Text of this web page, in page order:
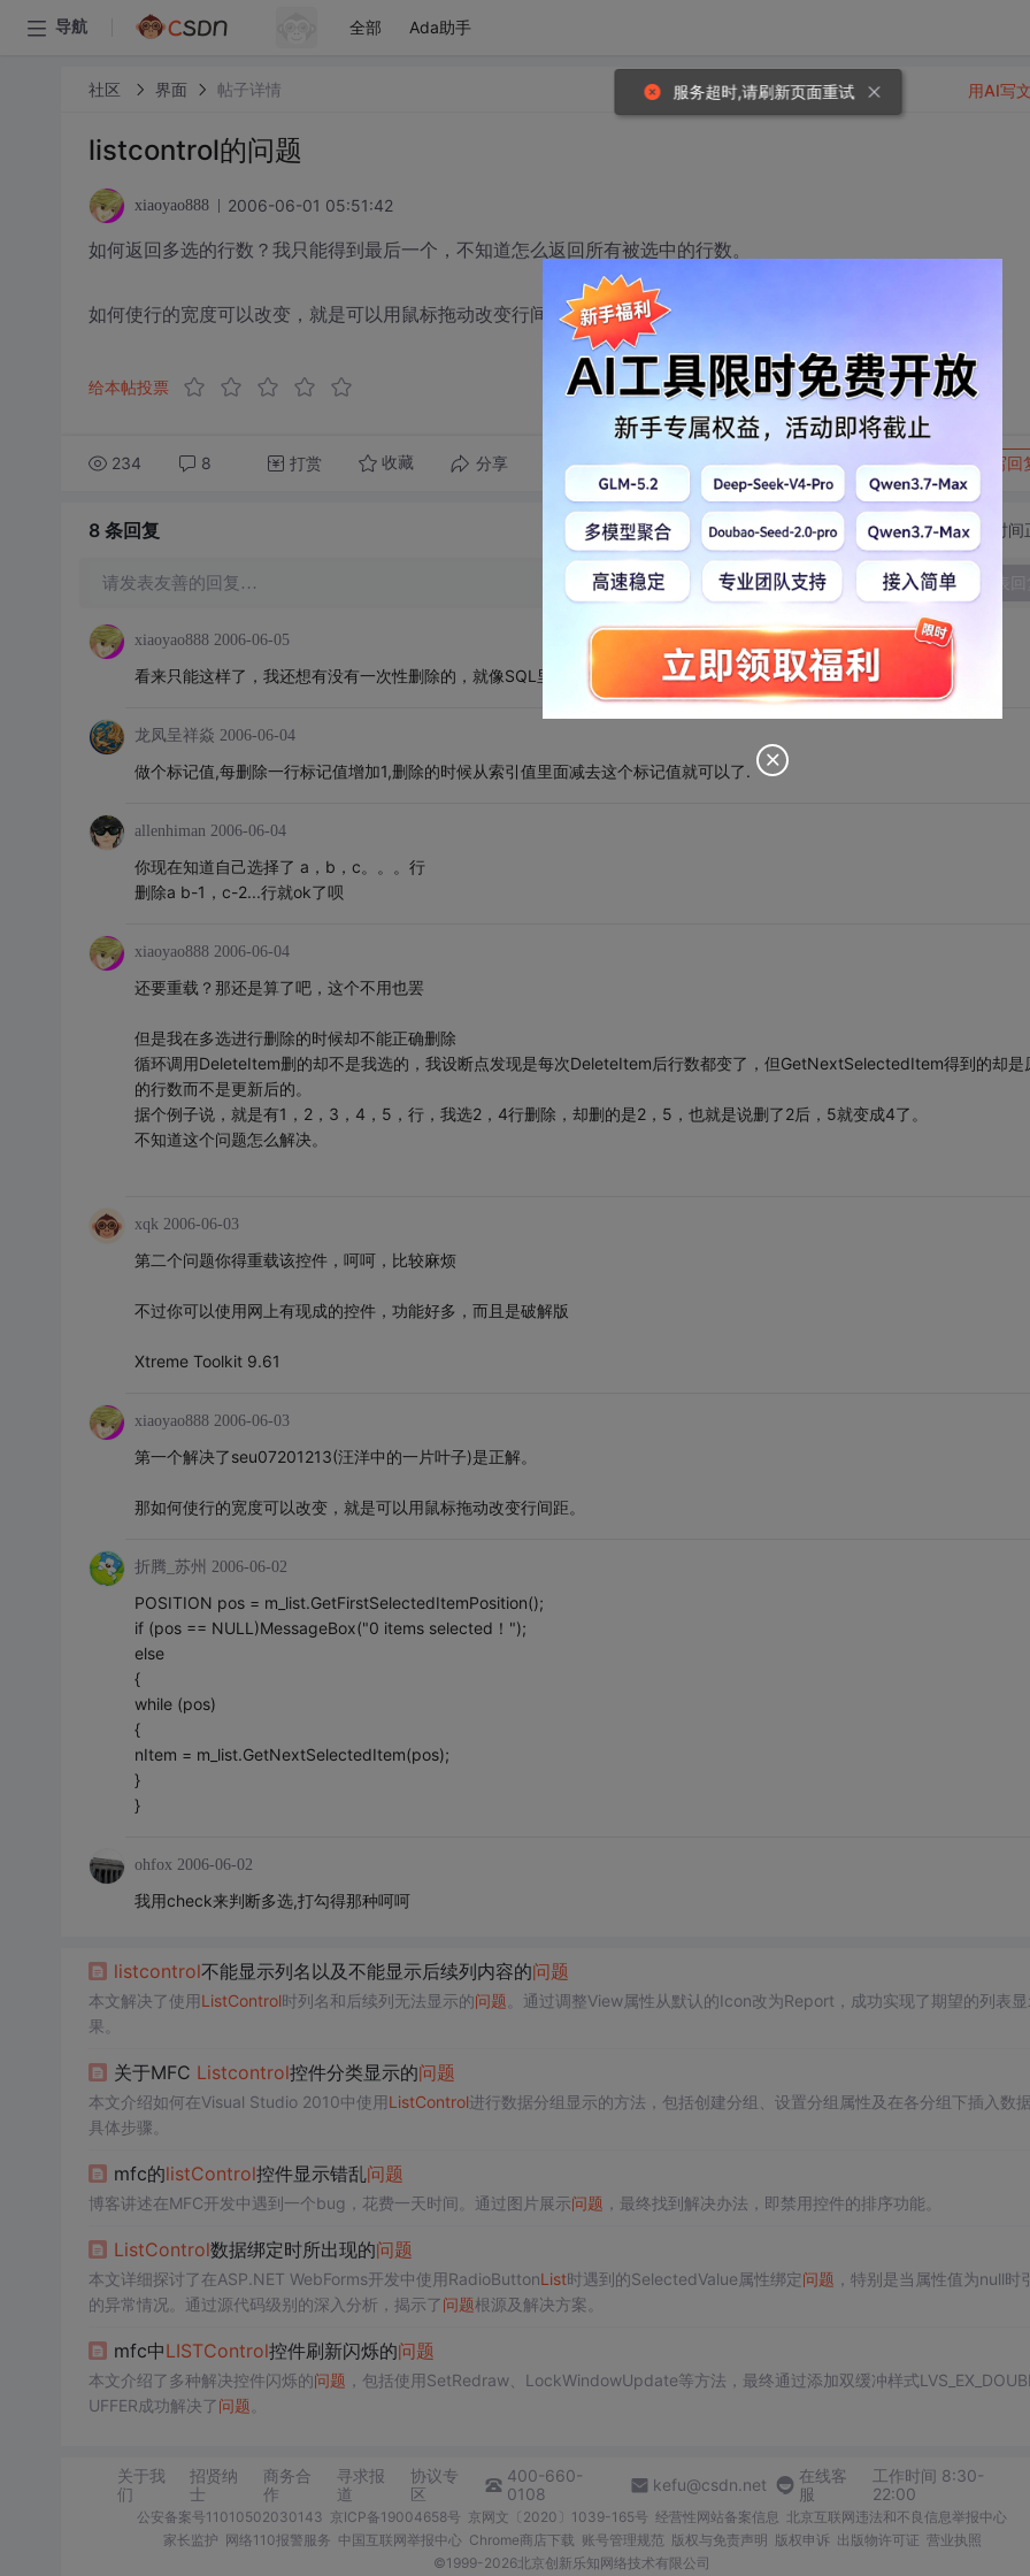
导航 全部 Ada助手
社区 界面 帖子详情
listcontrol的问题
xiaoyao888 2006-06-01 05:51:42
如何返回多选的行数？我只能得到最后一个，不知道怎么返回所有被选中的行数。
如何使行的宽度可以改变，就是可以用鼠标拖动改变行间距。
给本帖投票
234 8 打赏 收藏 分享 转发到动态 举报 写回
用AI写
8 条回复 切换为时间
请发表友善的回复…
xiaoyao888 2006-06-05
看来只能这样了，我还想有没有一次性删除的，就像SQL里有批量删除用in，看来是没有了。
龙凤呈祥焱 2006-06-04
做个标记值,每删除一行标记值增加1,删除的时候从索引值里面减去这个标记值就可以了.
allenhiman 2006-06-04
你现在知道自己选择了 a，b，c。。。行
删除a b-1，c-2...行就ok了呗
xiaoyao888 2006-06-04
还要重载？那还是算了吧，这个不用也罢
但是我在多选进行删除的时候却不能正确删除
循环调用DeleteItem删的却不是我选的，我设断点发现是每次DeleteItem后行数都变了，但GetNextSelectedItem得到的却是
的行数而不是更新后的。
据个例子说，就是有1，2，3，4，5，行，我选2，4行删除，却删的是2，5，也就是说删了2后，5就变成4了。
不知道这个问题怎么解决。
xqk 2006-06-03
第二个问题你得重载该控件，呵呵，比较麻烦
不过你可以使用网上有现成的控件，功能好多，而且是破解版
Xtreme Toolkit 9.61
xiaoyao888 2006-06-03
第一个解决了seu07201213(汪洋中的一片叶子)是正解。
那如何使行的宽度可以改变，就是可以用鼠标拖动改变行间距。
折腾_苏州 2006-06-02
POSITION pos = m_list.GetFirstSelectedItemPosition();
if (pos == NULL)MessageBox("0 items selected！");
else
{
while (pos)
{
nItem = m_list.GetNextSelectedItem(pos);
}
}
ohfox 2006-06-02
我用check来判断多选,打勾得那种呵呵
listcontrol不能显示列名以及不能显示后续列内容的问题
本文解决了使用ListControl时列名和后续列无法显示的问题 。通过调整View属性从默认的Icon改为Report，成功实现了期望的列表
果。
关于MFC Listcontrol控件分类显示的问题
本文介绍如何在Visual Studio 2010中使用ListControl进行数据分组显示的方法，包括创建分组、设置分组属性及在各分组下插入数
具体步骤。
mfc的listControl控件显示错乱问题
博客讲述在MFC开发中遇到一个bug，花费一天时间。通过图片展示问题 ，最终找到解决办法，即禁用控件的排序功能。
ListControl数据绑定时所出现的问题
本文详细探讨了在ASP.NET WebForms开发中使用RadioButtonList时遇到的SelectedValue属性绑定问题 ，特别是当属性值为null时
的异常情况。通过源代码级别的深入分析，揭示了问题根源及解决方案。
mfc中LISTControl控件刷新闪烁的问题
本文介绍了多种解决控件闪烁的问题 ，包括使用SetRedraw、LockWindowUpdate等方法，最终通过添加双缓冲样式
UFFER成功解决了问题
关于我
们
招贤纳
士
商务合
作
寻求报
道
协议专
区
400-660-
0108
kefu@csdn.net
在线客
服
工作时间 8:30-
22:00
公安备案号11010502030143 京ICP备19004658号 京网文〔2020〕1039-165号 经营性网站备案信息 北京互联网违法和不良信息举报中心
家长监护 网络110报警服务 中国互联网举报中心 Chrome商店下载 账号管理规范 版权与免责声明 版权申诉 出版物许可证 营业执照
©1999-2026北京创新乐知网络技术有限公司
服务超时,请刷新页面重试